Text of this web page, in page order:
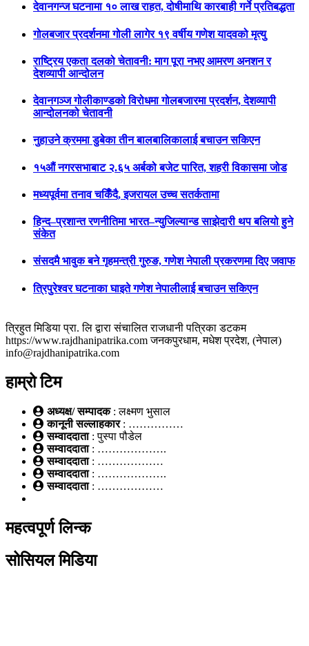
देवानगन्ज घटनामा १० लाख राहत, दोषीमाथि कारबाही गर्ने प्रतिबद्धता
गोलबजार प्रदर्शनमा गोली लागेर १९ वर्षीय गणेश यादवको मृत्यु
राष्ट्रिय एकता दलको चेतावनी: माग पूरा नभए आमरण अनशन र
देशव्यापी आन्दोलन
देवानगञ्ज गोलीकाण्डको विरोधमा गोलबजारमा प्रदर्शन, देशव्यापी
आन्दोलनको चेतावनी
नुहाउने क्रममा डुबेका तीन बालबालिकालाई बचाउन सकिएन
१५औं नगरसभाबाट २.६५ अर्बको बजेट पारित, शहरी विकासमा जोड
मध्यपूर्वमा तनाव चर्किँदै, इजरायल उच्च सतर्कतामा
हिन्द–प्रशान्त रणनीतिमा भारत–न्युजिल्यान्ड साझेदारी थप बलियो हुने
संकेत
संसदमै भावुक बने गृहमन्त्री गुरुङ, गणेश नेपाली प्रकरणमा दिए जवाफ
त्रिपुरेश्वर घटनाका घाइते गणेश नेपालीलाई बचाउन सकिएन
त्रिहुत मिडिया प्रा. लि द्वारा संचालित राजधानी पत्रिका डटकम
https://www.rajdhanipatrika.com जनकपुरधाम, मधेश प्रदेश, (नेपाल)
info@rajdhanipatrika.com
हाम्रो टिम
अध्यक्ष/ सम्पादक: लक्ष्मण भुसाल
कानूनी सल्लाहकार : ……………
सम्वाददाता: पुस्पा पौडेल
सम्वाददाता : ……………….
सम्वाददाता: ………………
सम्वाददाता: ……………….
सम्वाददाता: ………………
महत्वपूर्ण लिन्क
सोसियल मिडिया